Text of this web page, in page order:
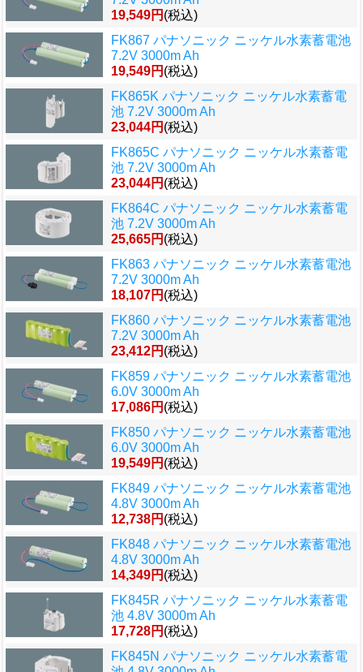
19,549円 (税込)
FK867 パナソニック ニッケル水素蓄電池
7.2V 3000m Ah
19,549円 (税込)
FK865K パナソニック ニッケル水素蓄電
池 7.2V 3000m Ah
23,044円 (税込)
FK865C パナソニック ニッケル水素蓄電
池 7.2V 3000m Ah
23,044円 (税込)
FK864C パナソニック ニッケル水素蓄電
池 7.2V 3000m Ah
25,665円 (税込)
FK863 パナソニック ニッケル水素蓄電池
7.2V 3000m Ah
18,107円 (税込)
FK860 パナソニック ニッケル水素蓄電池
7.2V 3000m Ah
23,412円 (税込)
FK859 パナソニック ニッケル水素蓄電池
6.0V 3000m Ah
17,086円 (税込)
FK850 パナソニック ニッケル水素蓄電池
6.0V 3000m Ah
19,549円 (税込)
FK849 パナソニック ニッケル水素蓄電池
4.8V 3000m Ah
12,738円 (税込)
FK848 パナソニック ニッケル水素蓄電池
4.8V 3000m Ah
14,349円 (税込)
FK845R パナソニック ニッケル水素蓄電
池 4.8V 3000m Ah
17,728円 (税込)
FK845N パナソニック ニッケル水素蓄電